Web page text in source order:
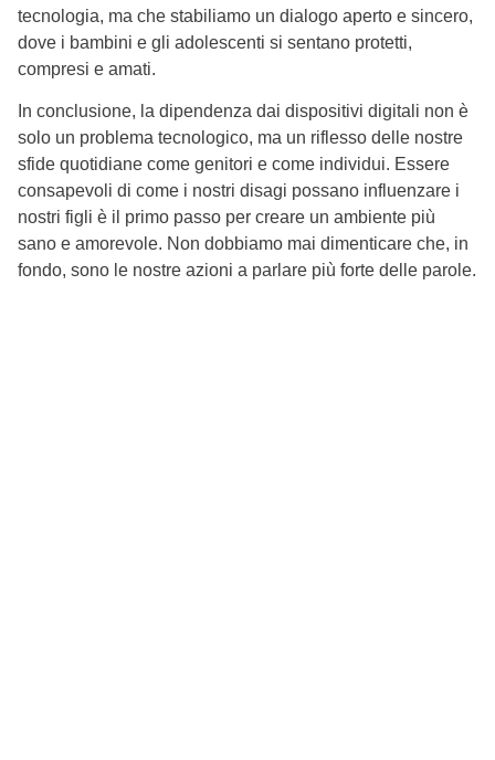
tecnologia, ma che stabiliamo un dialogo aperto e sincero,
dove i bambini e gli adolescenti si sentano protetti,
compresi e amati.
In conclusione, la dipendenza dai dispositivi digitali non è
solo un problema tecnologico, ma un riflesso delle nostre
sfide quotidiane come genitori e come individui. Essere
consapevoli di come i nostri disagi possano influenzare i
nostri figli è il primo passo per creare un ambiente più
sano e amorevole. Non dobbiamo mai dimenticare che, in
fondo, sono le nostre azioni a parlare più forte delle parole.